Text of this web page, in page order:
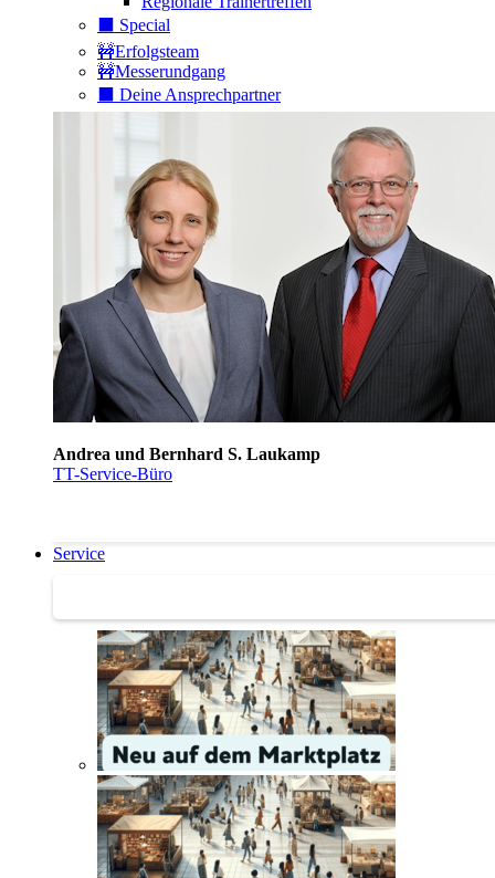
⬛️ Special
🚧Erfolgsteam
🚧Messerundgang
⬛️ Deine Ansprechpartner
Andrea und Bernhard S. Laukamp
TT-Service-Büro
Service